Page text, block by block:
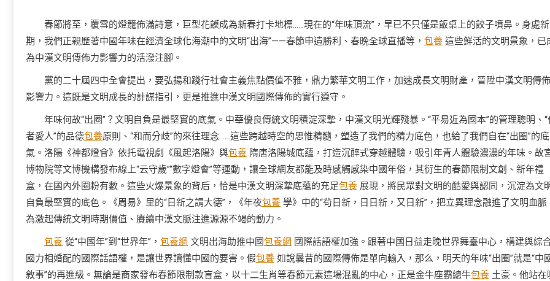
春節將至，覆雪的燈籠佈滿詩意，巨型花饃成為新春打卡地標……現在的“年味頂流”，早已不只僅是飯桌上的餃子噴鼻。身處
期，我們正親歷著中國年味在經濟全球化海潮中的文明“出海”——春節申遺勝利、春晚全球直播等， 包養 這些鮮活的文明景象，已
為中漢文明傳佈力影響力的活潑注腳。
黨的二十屆四中全會提出，要弘揚和踐行社會主義焦點價值不雅，鼎力繁華文明工作，加速成長文明財產，晉陞中漢文明傳
影響力。這既是文明成長的計謀指引，更是推進中漢文明國際傳佈的實行遵守。
年味何故“出圈”？文明自負是最堅實的底氣。中華優良傳統文明積淀深摯，中漢文明光輝殘暴。“平易近為國本”的管理聰明、“
者愛人”的品德包養原則、“和而分歧”的來往理念……這些跨越時空的思惟精髓，塑造了我們的精力底色，也給了我們自在“出圈”的底
氣。洛陽《神都燈會》依托電視劇《風起洛陽》與包養 隋唐洛陽城底蘊，打造沉醉式穿越體驗，吸引年青人體驗濃濃的年味。故
博物院等文博機構發布線上“云守歲”“數字燈會”等運動，讓全球網友都能及時感觸感染中國年俗，其衍生的春節限制文創、新年禮
盒，在國內外圈粉有數。這些火爆景象的背后，恰是中漢文明深摯底蘊的充足包養 展現，將民眾對文明的酷愛與認同，沉淀為文
自負最堅實的底色。《周易》里的“日新之謂大德”，《年夜包養 學》中的“茍日新，日日新，又日新”，把立異理念融進了文明血脈
為激起傳統文明時期價值、賡續中漢文脈注進源源不竭的動力。
包養 從“中國年”到“世界年”， 包養網 文明出海助推中國包養網 國際話語權加強。跟著中國日益走晚世界舞臺中心，構建與綜
國力相婚配的國際話語權，是讓世界讀懂中國的要害。假包養 如說曩昔的國際傳佈是單向輸入，那么，明天的年味“出圈”就是“中
敘事”的再進級。無論是商家發布春節限制款盲盒，以十二生肖等春節元素這場混亂的中心，正是金牛座霸總牛包養 土豪。他站在